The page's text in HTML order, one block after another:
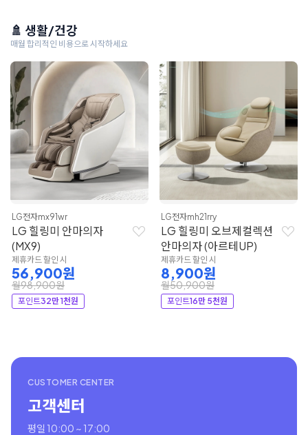
🚿 생활/건강
매월 합리적인 비용으로 시작하세요
LG전자mx91wr
LG 힐링미 안마의자
(MX9)
제휴카드 할인 시
56,900원
월98,900원
포인트32만 1천원
LG전자mh21rry
LG 힐링미 오브제컬렉션
안마의자 (아르테UP)
제휴카드 할인 시
8,900원
월50,900원
포인트16만 5천원
CUSTOMER CENTER
고객센터
평일 10:00 ~ 17:00